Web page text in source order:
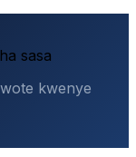
sasa
kwenye